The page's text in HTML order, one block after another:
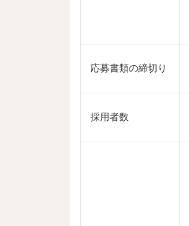
応募書類の締切り
採用者数